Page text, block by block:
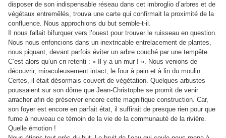
disposer de son indispensable réseau dans cet imbroglio d’arbres et de
végétaux entremêlés, trouva une carte qui confirmait la proximité de la
confluence. Nous approchions du but semble-t-il.
Il nous fallait bifurquer vers l’ouest pour trouver le ruisseau en question.
Nous nous enfoncions dans un inextricable entrelacement de plantes,
nous piquant, devant parfois éviter un arbre couché par une tempête.
C’est alors qu’un cri retenti : « Il y a un mur ! ». Nous venions de
découvrir, miraculeusement intact, le four à pain et à lin du moulin.
Certes, il était désormais couvert de végétation. Quelques arbustes
poussaient sur son dôme que Jean-Christophe se promit de venir
arracher afin de préserver encore cette magnifique construction. Car,
son foyer est encore en parfait état, il suffirait de presque rien pour que
fume à nouveau ce témoin de la vie de la communauté de la rivière.
Quelle émotion !